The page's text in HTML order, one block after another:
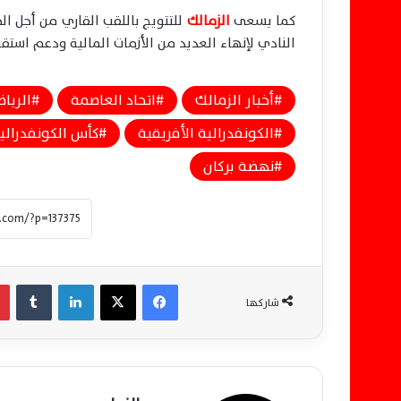
كما يسعى الزمالك
النادي لإنهاء العديد من الأزمات المالية ودعم
أخبار الزمالك اتحاد العاصمة
الكونفدرالية الأفريقية
كأس
نهضة بركان
شاركها
فيسبوك ‫X لينكدإن